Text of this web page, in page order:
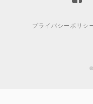
プライバシーポリシ